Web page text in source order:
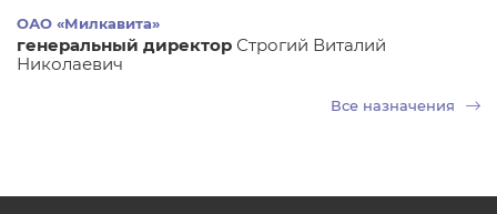
ОАО «Милкавита»
генеральный директор Строгий Виталий
Николаевич
Все назначения